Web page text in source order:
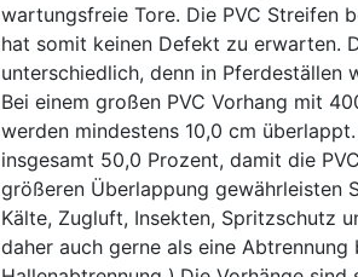
wartungsfreie Tore. Die PVC Streifen
hat somit keinen Defekt zu erwarten.
unterschiedlich, denn in Pferdeställen
Bei einem großen PVC Vorhang mit
werden mindestens 10,0 cm
insgesamt 50,0 Prozent, damit die
größeren Überlappung gewährleisten
Kälte, Zugluft, Insekten, Spritzschutz
daher auch gerne als eine